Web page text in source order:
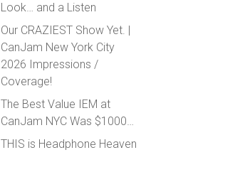
Look… and a Listen
Our CRAZIEST Show Yet. |
CanJam New York City
2026 Impressions /
Coverage!
The Best Value IEM at
CanJam NYC Was $1000…
THIS is Headphone Heaven